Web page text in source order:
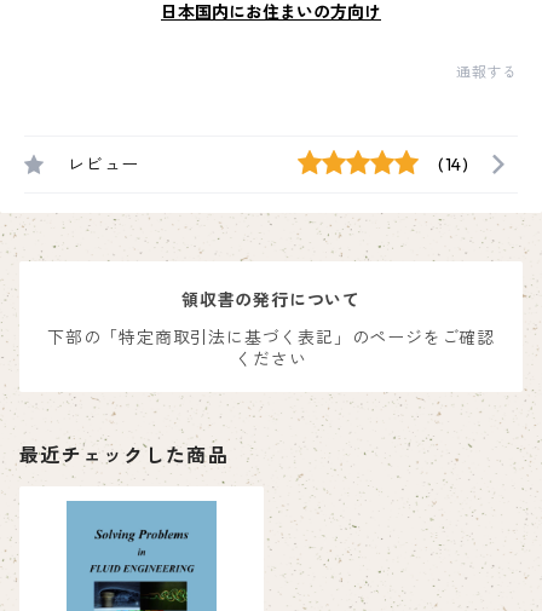
日本国内にお住まいの方向け
通報する
レビュー (14)
領収書の発行について
下部の「特定商取引法に基づく表記」のページをご確認
ください
最近チェックした商品